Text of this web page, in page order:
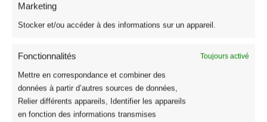
Marketing
Stocker et/ou accéder à des informations sur un appareil.
Fonctionnalités Toujours activé
Mettre en correspondance et combiner des
données à partir d’autres sources de données,
Relier différents appareils, Identifier les appareils
en fonction des informations transmises
Voile de Coton Matelassé
Voile de Coton Africain 1
Tissu Fleuri Style Liberty Oeko-Tex
Coton Premium 6
Tissu Coton Enduit Souple Oeko-Tex